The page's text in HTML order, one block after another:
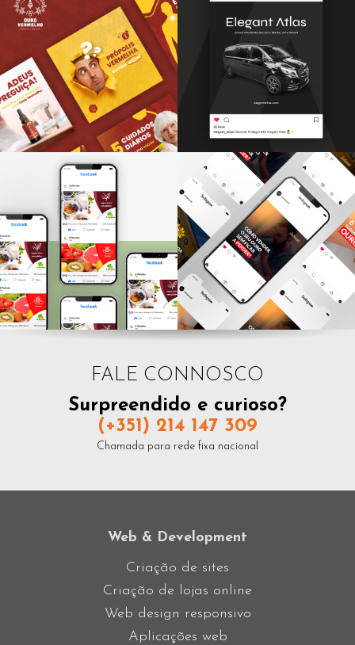
Neves & Ferrão
REDES SOCIAIS
EC Beauty Clinic
REDES SOCIAIS
Ouro Vermelho
REDES SOCIAIS
Elegant Atlas
REDES SOCIAIS
New Greenfil
FALE CONNOSCO
Surpreendido e curioso?
(+351) 214 147 309
Chamada para rede fixa nacional
Web & Development
Criação de sites
Criação de lojas online
Web design responsivo
Aplicações web